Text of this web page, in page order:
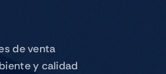
de venta
y calidad